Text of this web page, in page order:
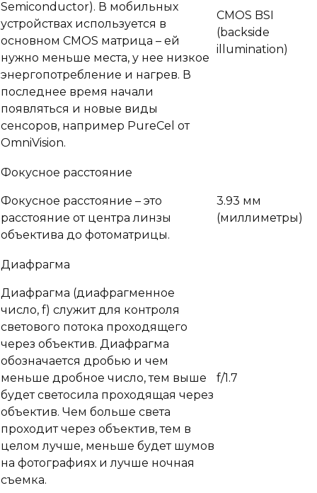
Semiconductor). В мобильных
устройствах используется в
основном CMOS матрица – ей
нужно меньше места, у нее низкое
энергопотребление и нагрев. В
последнее время начали
появляться и новые виды
сенсоров, например PureCel от
OmniVision.
CMOS BSI
(backside
illumination)
Фокусное расстояние
Фокусное расстояние – это
расстояние от центра линзы
объектива до фотоматрицы.
3.93 мм
(миллиметры)
Диафрагма
Диафрагма (диафрагменное
число, f) служит для контроля
светового потока проходящего
через объектив. Диафрагма
обозначается дробью и чем
меньше дробное число, тем выше
будет светосила проходящая через
объектив. Чем больше света
проходит через объектив, тем в
целом лучше, меньше будет шумов
на фотографиях и лучше ночная
съемка.
f/1.7